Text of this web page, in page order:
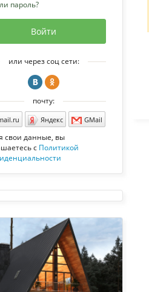
пароль?
или через соц сети:
почту:
Яндекс GMail
свои данные, вы
с Политикой